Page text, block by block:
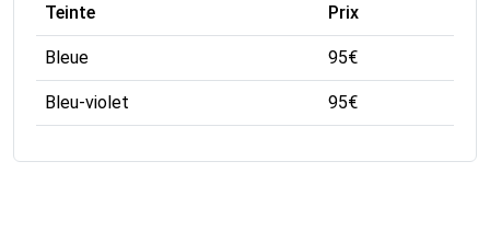
Teinte Prix
Bleue 95€
Bleu-violet 95€